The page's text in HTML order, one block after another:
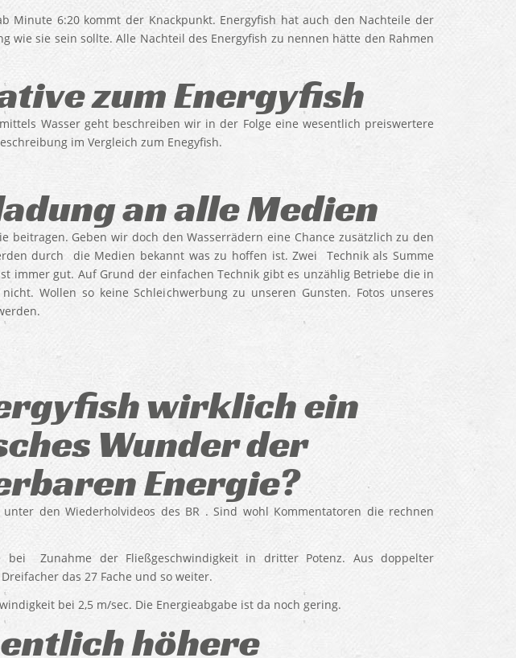
Minute 6:20 kommt der Knackpunkt. Energyfish hat auch den Nachteile der
wie sie sein sollte. Alle Nachteil des Energyfish zu nennen hätte den Rahmen
zum Energyfish
Wasser geht beschreiben wir in der Folge eine wesentlich preiswertere
im Vergleich zum Enegyfish.
an alle Medien
beitragen. Geben wir doch den Wasserrädern eine Chance zusätzlich zu den
durch die Medien bekannt was zu hoffen ist. Zwei Technik als Summe
immer gut. Auf Grund der einfachen Technik gibt es unzählig Betriebe die in
Wollen so keine Schleichwerbung zu unseren Gunsten. Fotos unseres
wirklich ein
Wunder der
Energie?
den Wiederholvideos des BR . Sind wohl Kommentatoren die rechnen
Zunahme der Fließgeschwindigkeit in dritter Potenz. Aus doppelter
das 27 Fache und so weiter.
bei 2,5 m/sec. Die Energieabgabe ist da noch gering.
höhere